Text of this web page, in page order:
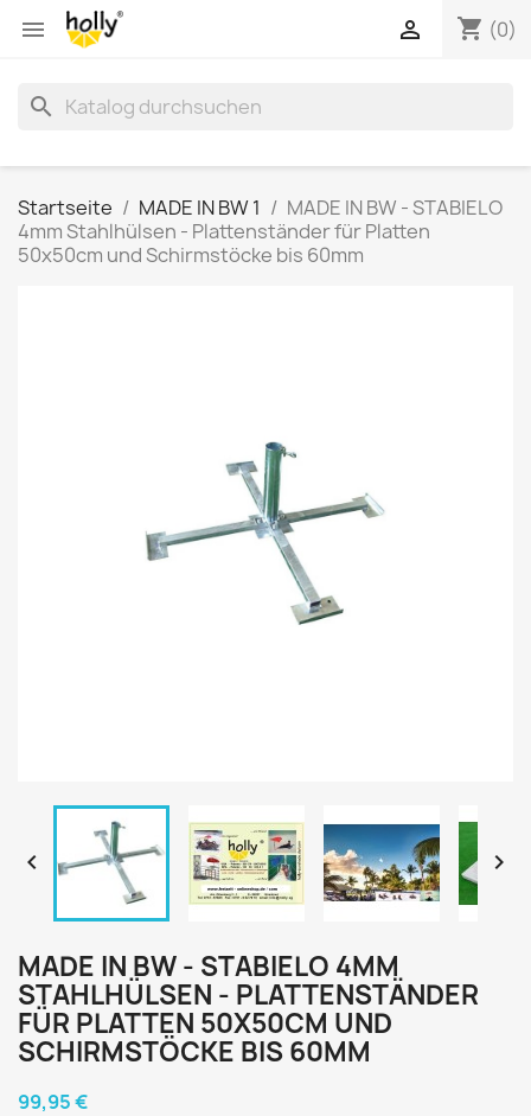
 shopping_cart (0)

search
Startseite MADE IN BW 1
MADE IN BW - STABIELO
4mm Stahlhülsen - Plattenständer für Platten
50x50cm und Schirmstöcke bis 60mm
 
MADE IN BW - STABIELO 4MM
STAHLHÜLSEN - PLATTENSTÄNDER
FÜR PLATTEN 50X50CM UND
SCHIRMSTÖCKE BIS 60MM
99,95 €